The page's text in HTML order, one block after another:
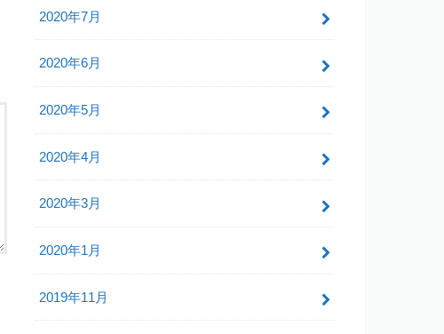
2020年7月
2020年6月
2020年5月
2020年4月
2020年3月
2020年1月
2019年11月